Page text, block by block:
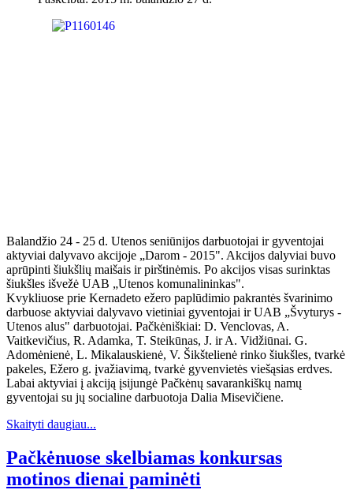
Balandžio 24 - 25 d. Utenos seniūnijos darbuotojai ir gyventojai
aktyviai dalyvavo akcijoje „Darom - 2015". Akcijos dalyviai buvo
aprūpinti šiukšlių maišais ir pirštinėmis. Po akcijos visas surinktas
šiukšles išvežė UAB „Utenos komunalininkas".
Kvykliuose prie Kernadeto ežero paplūdimio pakrantės švarinimo
darbuose aktyviai dalyvavo vietiniai gyventojai ir UAB „Švyturys -
Utenos alus" darbuotojai. Pačkėniškiai: D. Venclovas, A.
Vaitkevičius, R. Adamka, T. Steikūnas, J. ir A. Vidžiūnai. G.
Adomėnienė, L. Mikalauskienė, V. Šikštelienė rinko šiukšles, tvarkė
pakeles, Ežero g. įvažiavimą, tvarkė gyvenvietės viešąsias erdves.
Labai aktyviai į akciją įsijungė Pačkėnų savarankiškų namų
gyventojai su jų socialine darbuotoja Dalia Misevičiene.
Skaityti daugiau...
Pačkėnuose skelbiamas konkursas
motinos dienai paminėti